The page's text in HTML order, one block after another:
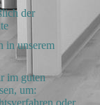
der
in unserem
im guten
um:
oder